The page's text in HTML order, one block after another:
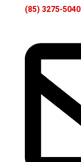
(85) 3275-5040